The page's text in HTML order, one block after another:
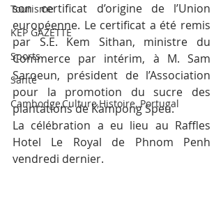
Tourisme
KEP GAZETTE
Sports
Santé
Cambodge,Culture,Histoire, Portugal
son certificat d’origine de l’Union
européenne. Le certificat a été remis
par S.E. Kem Sithan, ministre du
Commerce par intérim, à M. Sam
Saroeun, président de l’Association
pour la promotion du sucre des
plantations de Kampong Speu.
La célébration a eu lieu au Raffles
Hotel Le Royal de Phnom Penh
vendredi dernier.